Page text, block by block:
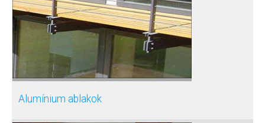
Alumínium ablakok